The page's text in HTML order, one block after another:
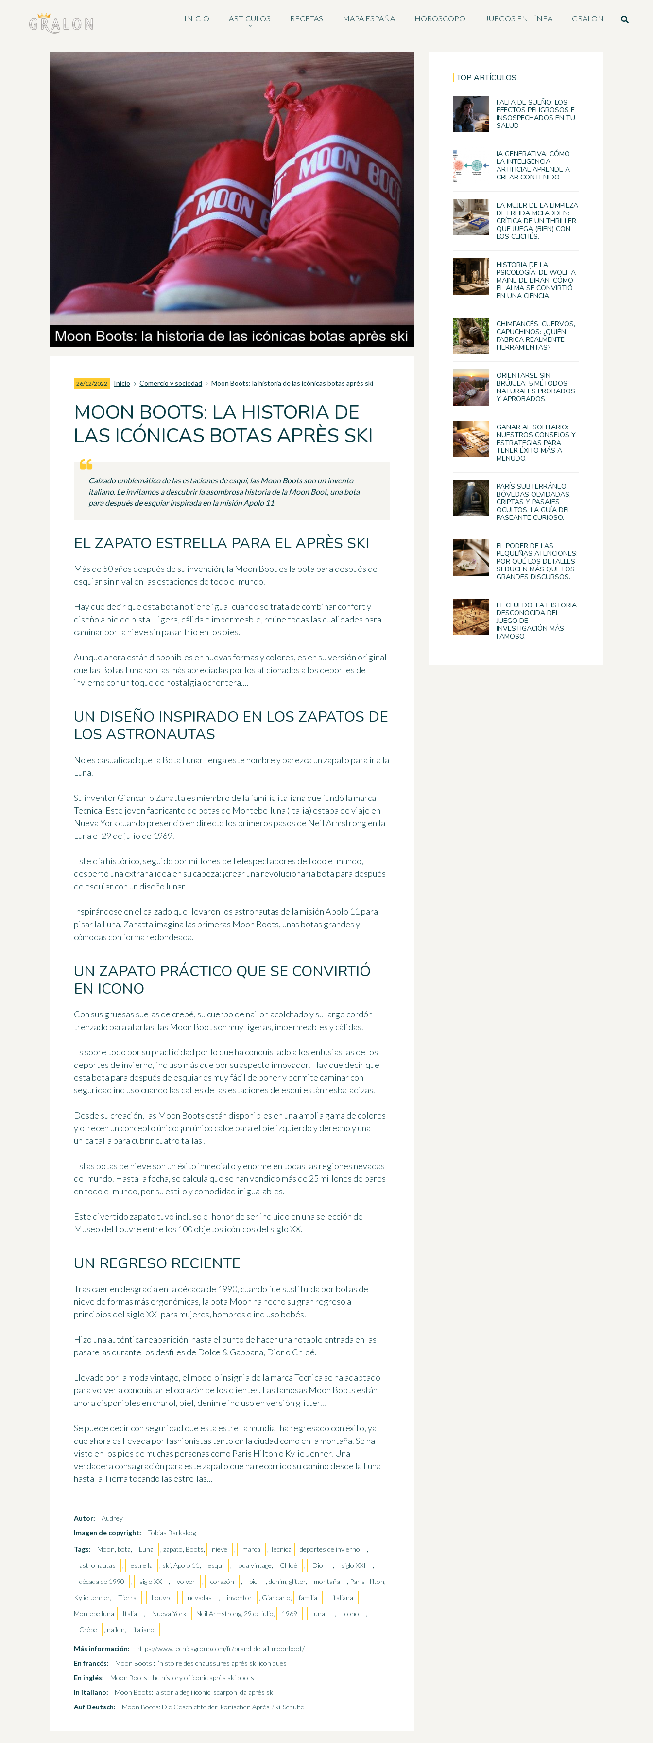
INICIO ARTICULOS RECETAS MAPA ESPAÑA HOROSCOPO JUEGOS EN LÍNEA GRALON
26/12/2022 Inicio Comercio y sociedad Moon Boots: la historia de las icónicas botas après ski
MOON BOOTS: LA HISTORIA DE
LAS ICÓNICAS BOTAS APRÈS SKI
Calzado emblemático de las estaciones de esquí, las Moon Boots son un invento
italiano. Le invitamos a descubrir la asombrosa historia de la Moon Boot, una bota
para después de esquiar inspirada en la misión Apolo 11.
EL ZAPATO ESTRELLA PARA EL APRÈS SKI
Más de 50 años después de su invención, la Moon Boot es la bota para después de
esquiar sin rival en las estaciones de todo el mundo.
Hay que decir que esta bota no tiene igual cuando se trata de combinarconfort y
diseño a pie de pista. Ligera, cálida e impermeable, reúne todas las cualidades para
caminar por la nieve sin pasar frío en los pies.
Aunque ahora están disponibles en nuevas formas y colores, es en su versión original
que las Botas Luna son las más apreciadas por los aficionados a los deportes de
invierno con un toque de nostalgia ochentera....
UN DISEÑO INSPIRADO EN LOS ZAPATOS DE
LOS ASTRONAUTAS
No es casualidad que la Bota Lunar tenga este nombre y parezca un zapato para ir a la
Luna.
Su inventorGiancarlo Zanatta es miembro de la familia italiana que fundó la marca
Tecnica. Este joven fabricante de botas de Montebelluna (Italia) estaba de viaje en
Nueva York cuando presenció en directo los primeros pasos de Neil Armstrong en la
Luna el 29 de julio de 1969.
Este día histórico, seguido por millones de telespectadores de todo el mundo,
despertó una extraña idea en su cabeza: ¡crear una revolucionaria bota para después
de esquiar con un diseño lunar!
Inspirándose en el calzado que llevaron los astronautas de la misión Apolo 11 para
pisar la Luna, Zanatta imagina las primeras Moon Boots, unas botas grandes y
cómodas con forma redondeada.
UN ZAPATO PRÁCTICO QUE SE CONVIRTIÓ
EN ICONO
Con sus gruesas suelas de crepé, su cuerpo de nailon acolchado y su largo cordón
trenzado para atarlas, las Moon Boot son muy ligeras, impermeables y cálidas.
Es sobre todo por su practicidad por lo que ha conquistado a los entusiastas de los
deportes de invierno, incluso más que por su aspecto innovador. Hay que decir que
esta bota para después de esquiar es muy fácil de poner y permite caminar con
seguridad incluso cuando las calles de las estaciones de esquí están resbaladizas.
Desde su creación, las Moon Boots están disponibles en una amplia gama de colores
y ofrecen un concepto único: ¡un único calce para el pie izquierdo y derecho y una
única talla para cubrir cuatro tallas!
Estas botas de nieve son un éxito inmediato y enorme en todas las regiones nevadas
del mundo. Hasta la fecha, se calcula que se han vendido más de 25 millones de pares
en todo el mundo, por su estilo y comodidad inigualables.
Este divertido zapato tuvo incluso el honor de ser incluido en una selección del
Museo del Louvre entre los 100 objetos icónicos del siglo XX.
UN REGRESO RECIENTE
Tras caer en desgracia en la década de 1990, cuando fue sustituida por botas de
nieve de formas más ergonómicas, la bota Moon ha hecho su gran regreso a
principios del siglo XXI para mujeres, hombres e incluso bebés.
Hizo una auténtica reaparición, hasta el punto de haceruna notable entrada en las
pasarelas durante los desfiles de Dolce & Gabbana, Dior o Chloé.
Llevado por la moda vintage, el modelo insignia de la marca Tecnica se ha adaptado
para volver a conquistar el corazón de los clientes. Las famosas Moon Boots están
ahora disponibles en charol, piel, denim e incluso en versión glitter...
Se puede decir con seguridad que esta estrella mundial ha regresado con éxito, ya
que ahora es llevada por fashionistas tanto en la ciudad como en la montaña. Se ha
visto en los pies de muchas personas como Paris Hilton o Kylie Jenner. Una
verdadera consagración para este zapato que ha recorrido su camino desde la Luna
hasta la Tierra tocando las estrellas...
Autor:
Audrey
Imagen de copyright:
Tobias Barkskog
Tags:
Moon, bota, Luna , zapato, Boots, nieve , marca , Tecnica, deportes de invierno
,
astronautas
, estrella , ski, Apolo 11, esquí , moda vintage, Chloé , Dior , siglo XXI
,
década de 1990
, siglo XX , volver , corazón , piel , denim, glitter, montaña
, Paris Hilton,
Kylie Jenner,
Tierra , Louvre , nevadas , inventor , Giancarlo, familia , italiana
,
Montebelluna,
Italia , Nueva York , Neil Armstrong, 29 de julio, 1969 , lunar , icono
,
Crêpe
, nailon, italiano ,
Más información:
https://www.tecnicagroup.com/fr/brand-detail-moonboot/
En francés:
Moon Boots : l’histoire des chaussures après ski iconiques
En inglés:
Moon Boots: the history of iconic après ski boots
In italiano:
Moon Boots: la storia degli iconici scarponi da après ski
Auf Deutsch:
Moon Boots: Die Geschichte der ikonischen Après-Ski-Schuhe
TOP ARTÍCULOS
FALTA DE SUEÑO: LOS
EFECTOS PELIGROSOS E
INSOSPECHADOS EN TU
SALUD
IA GENERATIVA: CÓMO
LA INTELIGENCIA
ARTIFICIAL APRENDE A
CREAR CONTENIDO
LA MUJER DE LA LIMPIEZA
DE FREIDA MCFADDEN:
CRÍTICA DE UN THRILLER
QUE JUEGA (BIEN) CON
LOS CLICHÉS.
HISTORIA DE LA
PSICOLOGÍA: DE WOLF A
MAINE DE BIRAN, CÓMO
EL ALMA SE CONVIRTIÓ
EN UNA CIENCIA.
CHIMPANCÉS, CUERVOS,
CAPUCHINOS: ¿QUIÉN
FABRICA REALMENTE
HERRAMIENTAS?
ORIENTARSE SIN
BRÚJULA: 5 MÉTODOS
NATURALES PROBADOS
Y APROBADOS.
GANAR AL SOLITARIO:
NUESTROS CONSEJOS Y
ESTRATEGIAS PARA
TENER ÉXITO MÁS A
MENUDO.
PARÍS SUBTERRÁNEO:
BÓVEDAS OLVIDADAS,
CRIPTAS Y PASAJES
OCULTOS, LA GUÍA DEL
PASEANTE CURIOSO.
EL PODER DE LAS
PEQUEÑAS ATENCIONES:
POR QUÉ LOS DETALLES
SEDUCEN MÁS QUE LOS
GRANDES DISCURSOS.
EL CLUEDO: LA HISTORIA
DESCONOCIDA DEL
JUEGO DE
INVESTIGACIÓN MÁS
FAMOSO.